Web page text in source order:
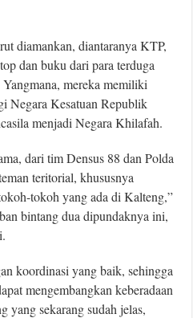
diamankan, diantaranya KTP,
dan buku dari para terduga
mereka memiliki
Negara Kesatuan Republik
menjadi Negara Khilafah.
dari tim Densus 88 dan Polda
teritorial, khususnya
tokoh yang ada di Kalteng,”
bintang dua dipundaknya ini,
koordinasi yang baik, sehingga
mengembangkan keberadaan
yang sekarang sudah jelas,